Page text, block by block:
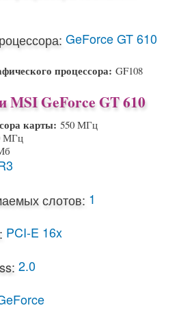
GeForce GT 610
процессора: GF108
MSI GeForce GT 610
карты: 550 МГц
МГц
слотов: 1
PCI-E 16x
2.0